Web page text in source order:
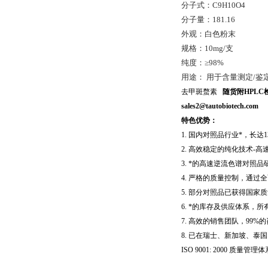
分子式：C9H10O4
分子量：181.16
外观：白色粉末
规格：10mg/支
纯度：≥98%
用途： 用于含量测定/鉴
去甲斑蝥素 随货附HPLC
sales2@tautobiotech.com
特色优势：
1. 国内对照品行业*，长达
2. 高效稳定的纯化技术-高
3. *的高速逆流色谱对照品
4. 严格的质量控制，通过
5. 部分对照品已获得国家
6. *的库存及供应体系，所
7. 高效的销售团队， 99%的
8. 已在瑞士、新加坡、泰
ISO 9001: 2000 质量管理体